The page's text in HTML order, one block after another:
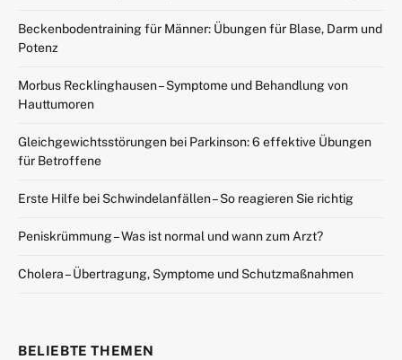
Beckenbodentraining für Männer: Übungen für Blase, Darm und
Potenz
Morbus Recklinghausen – Symptome und Behandlung von
Hauttumoren
Gleichgewichtsstörungen bei Parkinson: 6 effektive Übungen
für Betroffene
Erste Hilfe bei Schwindelanfällen – So reagieren Sie richtig
Peniskrümmung – Was ist normal und wann zum Arzt?
Cholera – Übertragung, Symptome und Schutzmaßnahmen
BELIEBTE THEMEN